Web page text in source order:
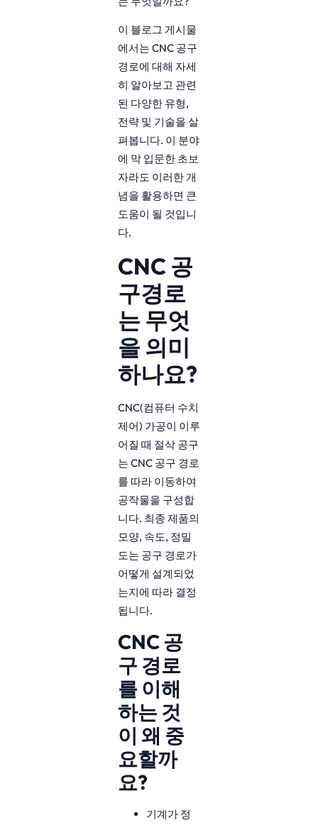
이 블로그 게시물
에서는 CNC 공구
경로에 대해 자세
히 알아보고 관련
된 다양한 유형,
전략 및 기술을 살
펴봅니다. 이 분야
에 막 입문한 초보
자라도 이러한 개
념을 활용하면 큰
도움이 될 것입니
다.
CNC 공
구경로
는 무엇
을 의미
하나요?
CNC(컴퓨터 수치
제어) 가공이 이루
어질 때 절삭 공구
는 CNC 공구 경로
를 따라 이동하여
공작물을 구성합
니다. 최종 제품의
모양, 속도, 정밀
도는 공구 경로가
어떻게 설계되었
는지에 따라 결정
됩니다.
CNC 공
구 경로
를 이해
하는 것
이 왜 중
요할까
요?
기계가 정